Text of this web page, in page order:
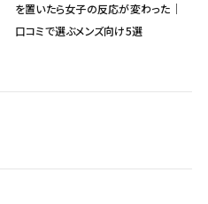
を置いたら女子の反応が変わった｜
口コミで選ぶメンズ向け5選
休日